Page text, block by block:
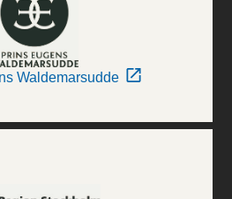
Waldemarsudde